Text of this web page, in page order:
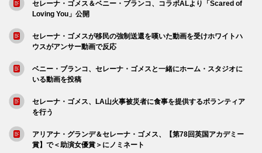
セレーナ・ゴメス＆ベニー・ブランコ、コラボALより「Scared of
Loving You」公開
セレーナ・ゴメスが移民の強制送還を嘆いた動画を受けホワイトハ
ウスがアンサー動画で反応
ベニー・ブランコ、セレーナ・ゴメスと一緒にホーム・スタジオに
いる動画を投稿
セレーナ・ゴメス、LA山火事被災者に食事を提供するボランティア
を行う
アリアナ・グランデ＆セレーナ・ゴメス、【第78回英国アカデミー
賞】で＜助演女優賞＞にノミネート